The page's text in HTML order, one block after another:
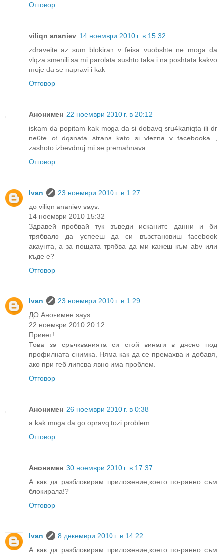
Отговор
viliqn ananiev 14 ноември 2010 г. в 15:32
zdraveite az sum blokiran v feisa vuobshte ne moga da
vlqza smenili sa mi parolata sushto taka i na poshtata kakvo
moje da se napravi i kak
Отговор
Анонимен 22 ноември 2010 г. в 20:12
iskam da popitam kak moga da si dobavq sru4kaniqta ili dr
ne6te ot dqsnata strana kato si vlezna v facebooka ,
zashoto izbevdnuj mi se premahnava
Отговор
Ivan
23 ноември 2010 г. в 1:27
до viliqn ananiev says:
14 ноември 2010 15:32
Здравей пробвай тук въведи исканите данни и би
трябвало да успееш да си възстановиш facebook
акаунта, а за пощата трябва да ми кажеш към abv или
къде е?
Отговор
Ivan
23 ноември 2010 г. в 1:29
ДО:Анонимен says:
22 ноември 2010 20:12
Привет!
Това за сръчкванията си стой винаги в дясно под
профилната снимка. Няма как да се премахва и добавя,
ако при теб липсва явно има проблем.
Отговор
Анонимен 26 ноември 2010 г. в 0:38
a kak moga da go opravq tozi problem
Отговор
Анонимен 30 ноември 2010 г. в 17:37
А как да разблокирам приложение,което по-ранно съм
блокирала!?
Отговор
Ivan
8 декември 2010 г. в 14:22
А как да разблокирам приложение,което по-ранно съм